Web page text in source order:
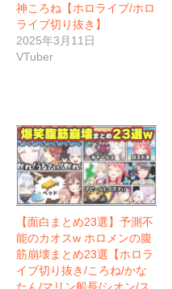
神ころね【ホロライブ/ホロ
ライブ切り抜き】
2025年3月11日
VTuber
【面白まとめ23選】予測不
能のカオスw ホロメンの腹
筋崩壊まとめ23選【ホロラ
イブ切り抜き/ころね/かな